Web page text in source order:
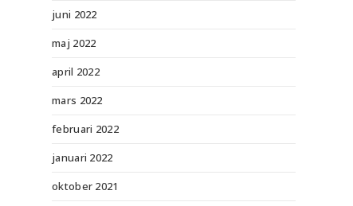
juni 2022
maj 2022
april 2022
mars 2022
februari 2022
januari 2022
oktober 2021